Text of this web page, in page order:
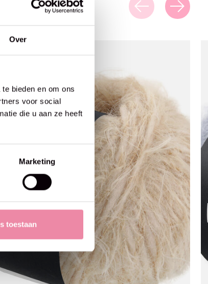
Over
bieden en om ons
voor social
die u aan ze heeft
Marketing
toestaan